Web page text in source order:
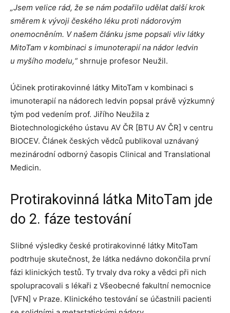
„Jsem velice rád, že se nám podařilo udělat další krok
směrem k vývoji českého léku proti nádorovým
onemocněním. V našem článku jsme popsali vliv látky
MitoTam v kombinaci s imunoterapií na nádor ledvin
u myšího modelu,“ shrnuje profesor Neužil.
Účinek protirakovinné látky MitoTam v kombinaci s
imunoterapií na nádorech ledvin popsal právě výzkumný
tým pod vedením prof. Jiřího Neužila z
Biotechnologického ústavu AV ČR [BTU AV ČR] v centru
BIOCEV. Článek českých vědců publikoval uznávaný
mezinárodní odborný časopis Clinical and Translational
Medicin.
Protirakovinná látka MitoTam jde
do 2. fáze testování
Slibné výsledky české protirakovinné látky MitoTam
podtrhuje skutečnost, že látka nedávno dokončila první
fázi klinických testů. Ty trvaly dva roky a vědci při nich
spolupracovali s lékaři z Všeobecné fakultní nemocnice
[VFN] v Praze. Klinického testování se účastnili pacienti